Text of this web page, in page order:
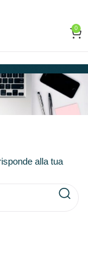
0
alla tua